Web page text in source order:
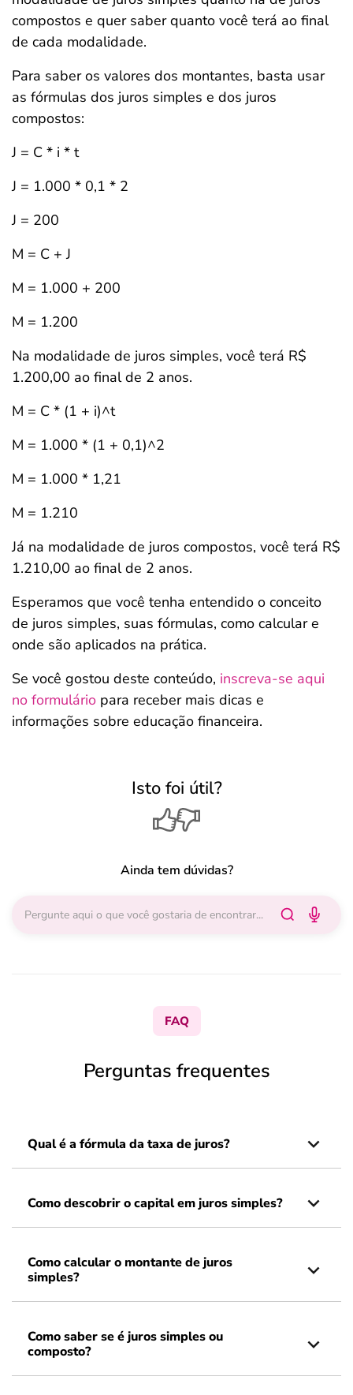
compostos e quer saber quanto você terá ao final
de cada modalidade.
Para saber os valores dos montantes, basta usar
as fórmulas dos juros simples e dos juros
compostos:
J = C * i * t
J = 1.000 * 0,1 * 2
J = 200
M = C + J
M = 1.000 + 200
M = 1.200
Na modalidade de juros simples, você terá R$
1.200,00 ao final de 2 anos.
M = C * (1 + i)^t
M = 1.000 * (1 + 0,1)^2
M = 1.000 * 1,21
M = 1.210
Já na modalidade de juros compostos, você terá R$
1.210,00 ao final de 2 anos.
Esperamos que você tenha entendido o conceito
de juros simples, suas fórmulas, como calcular e
onde são aplicados na prática.
Se você gostou deste conteúdo, inscreva-se aqui
no formulário para receber mais dicas e
informações sobre educação financeira.
Isto foi útil?
Ainda tem dúvidas?
FAQ
Perguntas frequentes
Qual é a fórmula da taxa de juros?
Como descobrir o capital em juros simples?
Como calcular o montante de juros
simples?
Como saber se é juros simples ou
composto?